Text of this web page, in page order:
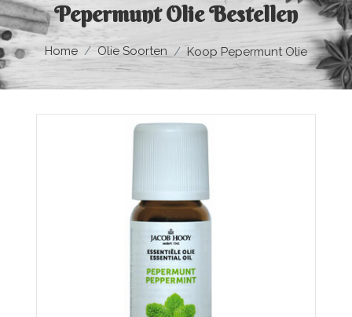
Pepermunt Olie Bestellen
Home Olie Soorten Koop Pepermunt Olie